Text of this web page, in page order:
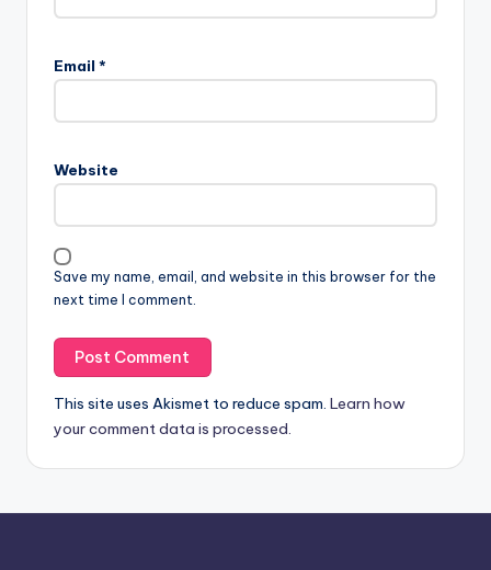
Email *
Website
Save my name, email, and website in this browser for the
next time I comment.
This site uses Akismet to reduce spam. Learn how
your comment data is processed.